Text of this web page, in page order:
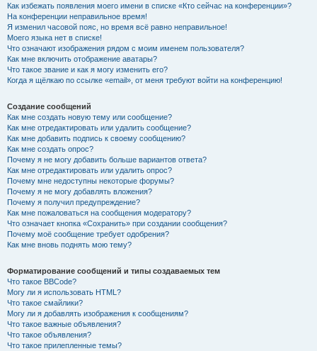
Как избежать появления моего имени в списке «Кто сейчас на конференции»?
На конференции неправильное время!
Я изменил часовой пояс, но время всё равно неправильное!
Моего языка нет в списке!
Что означают изображения рядом с моим именем пользователя?
Как мне включить отображение аватары?
Что такое звание и как я могу изменить его?
Когда я щёлкаю по ссылке «email», от меня требуют войти на конференцию!
Создание сообщений
Как мне создать новую тему или сообщение?
Как мне отредактировать или удалить сообщение?
Как мне добавить подпись к своему сообщению?
Как мне создать опрос?
Почему я не могу добавить больше вариантов ответа?
Как мне отредактировать или удалить опрос?
Почему мне недоступны некоторые форумы?
Почему я не могу добавлять вложения?
Почему я получил предупреждение?
Как мне пожаловаться на сообщения модератору?
Что означает кнопка «Сохранить» при создании сообщения?
Почему моё сообщение требует одобрения?
Как мне вновь поднять мою тему?
Форматирование сообщений и типы создаваемых тем
Что такое BBCode?
Могу ли я использовать HTML?
Что такое смайлики?
Могу ли я добавлять изображения к сообщениям?
Что такое важные объявления?
Что такое объявления?
Что такое прилепленные темы?